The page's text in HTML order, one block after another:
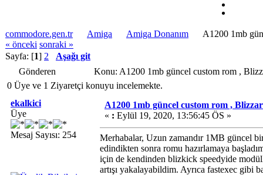
commodore.gen.tr Amiga Amiga Donanım
A1200 1mb
« önceki sonraki »
Sayfa: [1] 2
Aşağı git
Gönderen
Konu: A1200 1mb güncel custom rom ,
0 Üye ve 1 Ziyaretçi konuyu incelemekte.
ekalkici
Üye
Mesaj Sayısı: 254
A1200 1mb güncel custom rom ,
« : Eylül 19, 2020, 13:56:45 ÖS »
Merhabalar, Uzun zamandır 1MB güncel
edindikten sonra romu hazırlamaya
için de kendinden blizkick speedyide
artışı yakalayabildim. Ayrıca fastexec gibi